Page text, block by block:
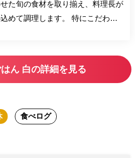
た旬の食材を取り揃え、料理長が
めて調理します。 特にこだわっ
美味しさをお届け致します。 池
ん 白の詳細を見る
食べログ